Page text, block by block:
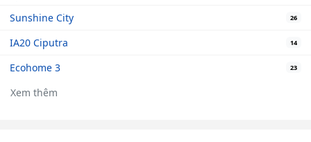
Sunshine City 26
IA20 Ciputra 14
Ecohome 3 23
Xem thêm